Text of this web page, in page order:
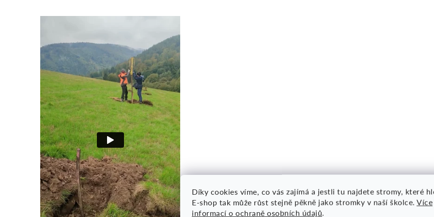
Díky cookies víme, co vás zajímá a jestli tu najdete stromy, které
E-shop tak může růst stejně pěkně jako stromky v naší školce. Více
informací o ochraně osobních údajů.